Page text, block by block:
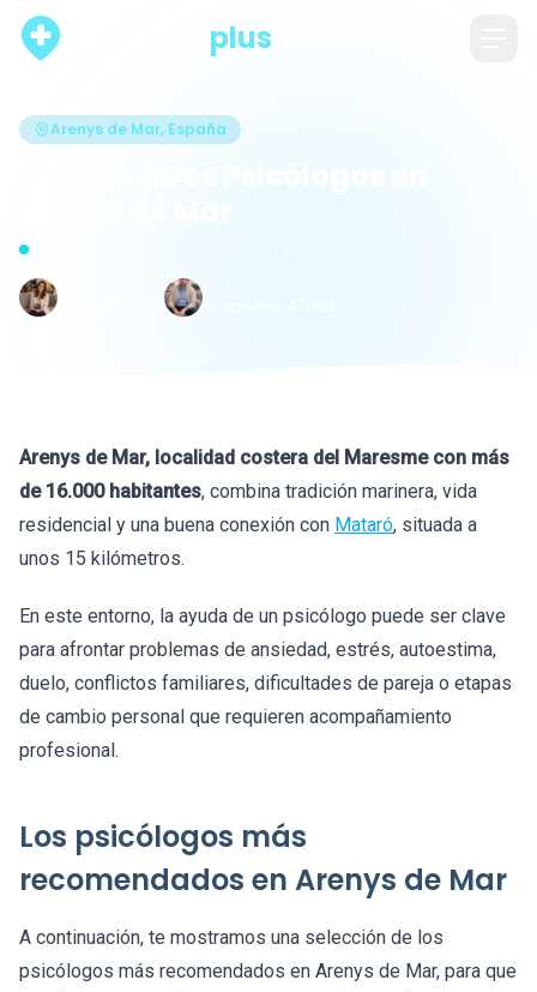
plus
Arenys de Mar, España
Arenys de Mar, localidad costera del Maresme con más
de 16.000 habitantes, combina tradición marinera, vida
residencial y una buena conexión con Mataró, situada a
unos 15 kilómetros.
En este entorno, la ayuda de un psicólogo puede ser clave
para afrontar problemas de ansiedad, estrés, autoestima,
duelo, conflictos familiares, dificultades de pareja o etapas
de cambio personal que requieren acompañamiento
profesional.
Los psicólogos más
recomendados en Arenys de Mar
A continuación, te mostramos una selección de los
psicólogos más recomendados en Arenys de Mar, para que